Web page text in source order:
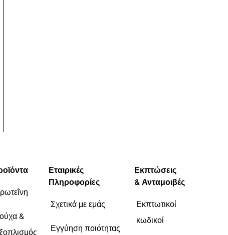
&
Εταιρικές
Πληροφορίες
Σχετικά με εμάς
Εγγύηση ποιότητας
Εκπτώσεις
& Ανταμοιβές
Εκπτωτικοί
κωδικοί